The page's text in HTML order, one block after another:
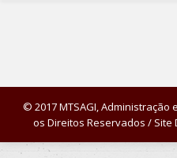
© 2017 MTSAGI, Administração
os Direitos Reservados /